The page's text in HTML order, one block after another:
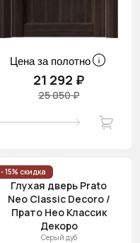
Цена за полотно
21 292 ₽
25 050 ₽
- 15% скидка
Глухая дверь Prato
Neo Classic Decoro /
Прато Нео Классик
Декоро
Серый дуб